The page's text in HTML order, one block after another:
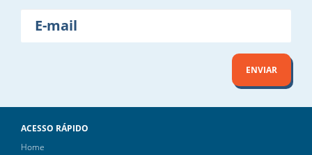
mail
ENVIAR
ACESSO RÁPIDO
Home